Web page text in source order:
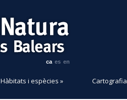
ca es en
Hàbitats i espècies » Cartografia